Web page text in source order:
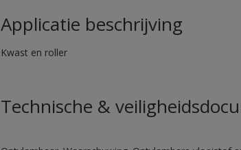
Applicatie beschrijving
Kwast en roller
Technische &